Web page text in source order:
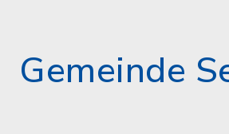
Gemeinde